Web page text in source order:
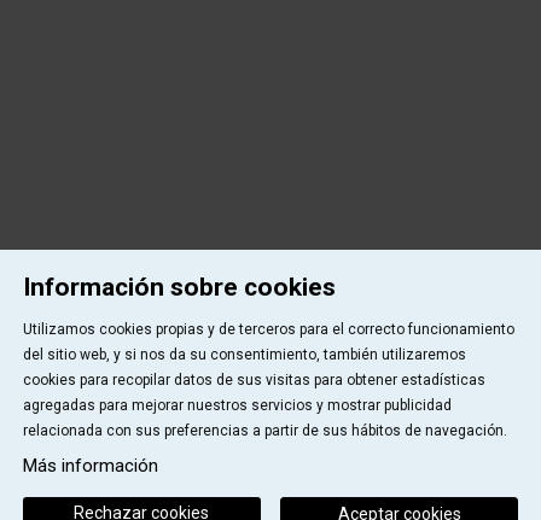
Información sobre cookies
Utilizamos cookies propias y de terceros para el correcto funcionamiento
del sitio web, y si nos da su consentimiento, también utilizaremos
cookies para recopilar datos de sus visitas para obtener estadísticas
agregadas para mejorar nuestros servicios y mostrar publicidad
relacionada con sus preferencias a partir de sus hábitos de navegación.
Más información
Aceptar cookies
Rechazar cookies